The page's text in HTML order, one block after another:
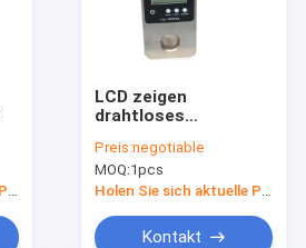
LCD zeigen
drahtloses
an
Preis:negotiable
MOQ:1pcs
Kontakt